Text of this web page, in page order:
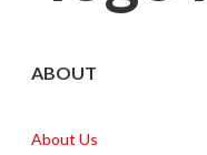
ABOUT
About Us